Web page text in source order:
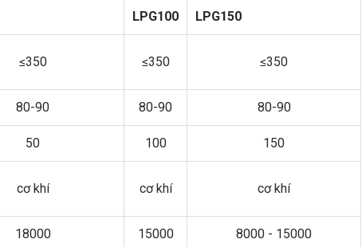
LPG100 LPG150
≤350 ≤350 ≤350
80-90 80-90 80-90
50 100 150
cơ khí cơ khí cơ khí
18000 15000 8000 - 15000